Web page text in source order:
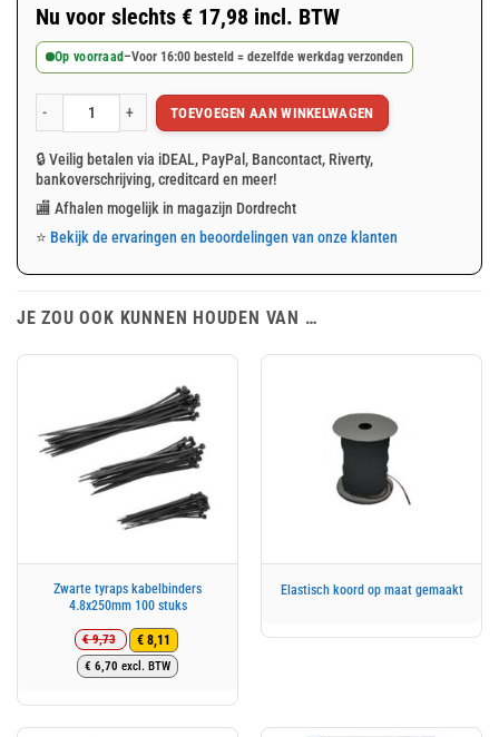
Nu voor slechts € 17,98 incl. BTW
Op voorraad –Voor 16:00 besteld = dezelfde werkdag verzonden
Groen afdekzeil 4x5m 150gr/m² aantalTOEVOEGEN AAN WINKELWAGEN
🔒 Veilig betalen via iDEAL, PayPal, Bancontact, Riverty,
bankoverschrijving, creditcard en meer!
🏬 Afhalen mogelijk in magazijn Dordrecht
⭐ Bekijk de ervaringen en beoordelingen van onze klanten
JE ZOU OOK KUNNEN HOUDEN VAN …
Zwarte tyraps kabelbinders
4.8x250mm 100 stuks
€9,73
Oorspronkelijke
prijs
€ 9,73.
€ 8,11
Huidige
prijs
€ 8,11.
€ 6,70 excl. BTW
Elastisch koord op maat gemaakt